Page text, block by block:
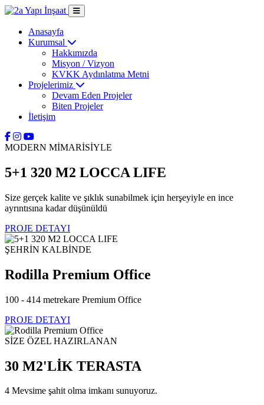
Anasayfa
Kurumsal
Hakkımızda
Misyon / Vizyon
KVKK Aydınlatma Metni
Projelerimiz
Devam Eden Projeler
Biten Projeler
İletişim
MODERN MİMARİSİYLE
5+1 320 M2 LOCCA LIFE
Size gerçek kalite ve şıklık sunabilmek için herşeyiyle en ince
ayrıntısına kadar düşünüldü
PROJE DETAYI
ŞEHRİN KALBİNDE
Rodilla Premium Office
100 - 414 metrekare Premium Office
PROJE DETAYI
SİZE ÖZEL HAZIRLANAN
30 M2'LİK TERASTA
4 Mevsime şahit olma imkanı sunuyoruz.